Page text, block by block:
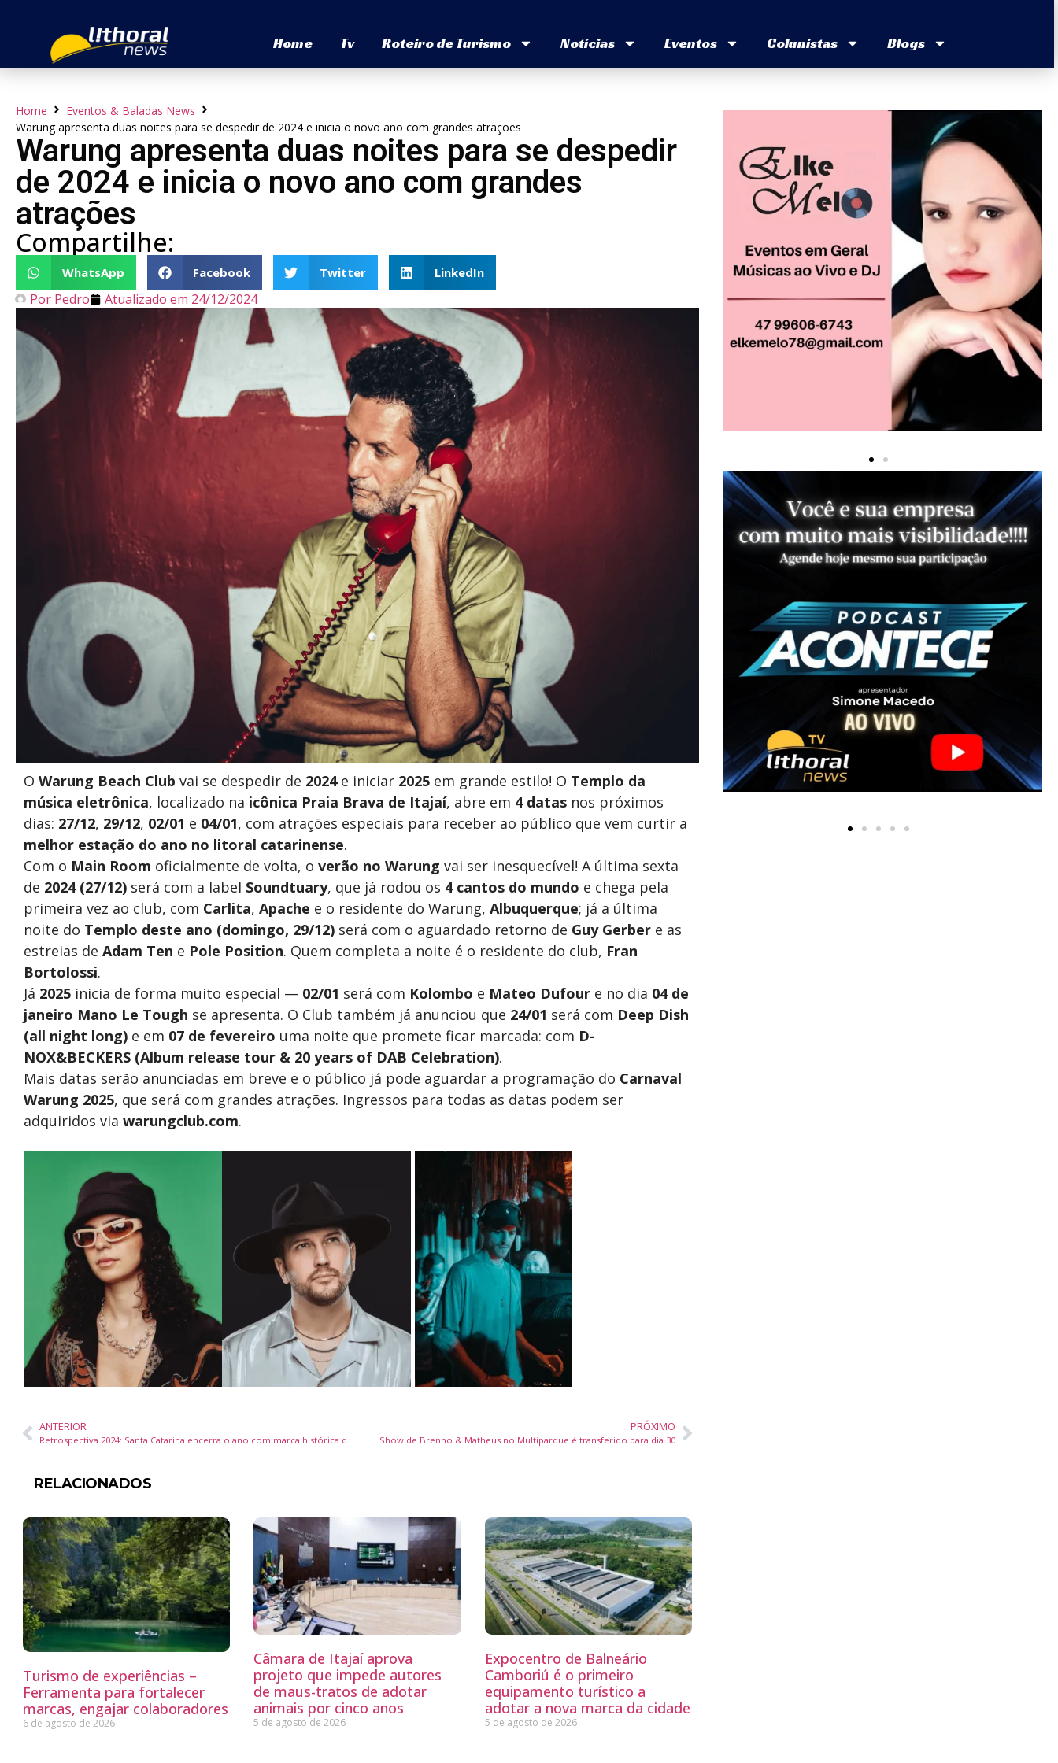
Home Tv Roteiro de Turismo Notícias Eventos Colunistas Blogs
Home
Eventos & Baladas News
Warung apresenta duas noites para se despedir de 2024 e inicia o novo ano com grandes atrações
Warung apresenta duas noites para se despedir
de 2024 e inicia o novo ano com grandes
atrações
Compartilhe:
WhatsApp Facebook Twitter LinkedIn
Por Pedro Atualizado em 24/12/2024
O Warung Beach Club vai se despedir de 2024e iniciar 2025 em grande estilo! O Templo da
música eletrônica, localizado na icônica Praia Brava de Itajaí, abre em 4 datas nos próximos
dias: 27/12, 29/12, 02/01 e 04/01, com atrações especiais para receber ao público que vem curtir a
melhor estação do ano no litoral catarinense.
Com o Main Room oficialmente de volta, o verão no Warung vai ser inesquecível! A última sexta
de 2024 (27/12) será com a label Soundtuary, que já rodou os 4 cantos do mundo e chega pela
primeira vez ao club, com Carlita, Apache e o residente do Warung, Albuquerque; já a última
noite do Templo deste ano (domingo, 29/12) será com o aguardado retorno de Guy Gerber e as
estreias de Adam Ten e Pole Position. Quem completa a noite é o residente do club, Fran
Bortolossi.
Já 2025 inicia de forma muito especial — 02/01 será com Kolombo e Mateo Dufour e no dia 04 de
janeiro Mano Le Tough se apresenta. O Club também já anunciou que 24/01 será com Deep Dish
(all night long) e em 07 de fevereiro uma noite que promete ficar marcada: com D-
NOX&BECKERS (Album release tour & 20 years of DAB Celebration).
Mais datas serão anunciadas em breve e o público já pode aguardar a programação do Carnaval
Warung 2025, que será com grandes atrações. Ingressos para todas as datas podem ser
adquiridos via warungclub.com.
ANTERIOR
Retrospectiva 2024: Santa Catarina encerra o ano com marca histórica de mais de R$ 381 milhões em incentivo para ciência, tecnologia e inovação
PRÓXIMO
Show de Brenno & Matheus no Multiparque é transferido para dia 30
RELACIONADOS
Turismo de experiências –
Ferramenta para fortalecer
marcas, engajar colaboradores
6 de agosto de 2026
Câmara de Itajaí aprova
projeto que impede autores
de maus-tratos de adotar
animais por cinco anos
5 de agosto de 2026
Expocentro de Balneário
Camboriú é o primeiro
equipamento turístico a
adotar a nova marca da cidade
5 de agosto de 2026